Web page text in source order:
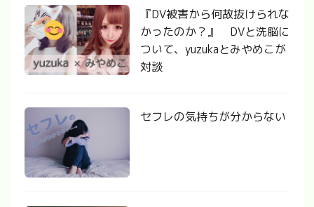
『DV被害から何故抜けられな
かったのか？』 DVと洗脳に
ついて、yuzukaとみやめこが
対談
セフレの気持ちが分からない